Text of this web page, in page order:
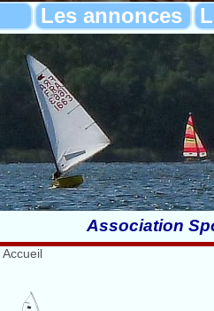
Les annonces
Association
Accueil